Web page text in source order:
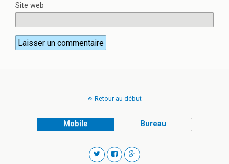
Site web
Retour au début
Mobile Bureau